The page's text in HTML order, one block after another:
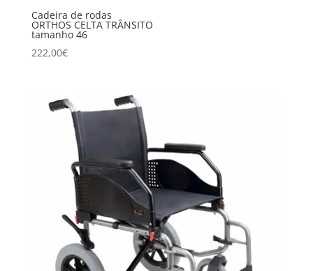
Cadeira de rodas
ORTHOS CELTA TRÂNSITO
tamanho 46
222,00€